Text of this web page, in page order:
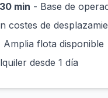
min - Base de
costes de
Amplia flota disponible
desde 1 día